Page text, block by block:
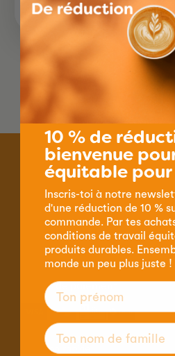
Pour les clients
Mon profil
Garantie de satisfaction & retour
Conditions générales de vente
Modes de paiement
Livraison rapide
10 % de
bienvenue
équitable pour
Inscris-toi à notre
d'une réduction de 10 %
commande. Par tes
conditions de travail
produits durables.
monde un peu plus juste !